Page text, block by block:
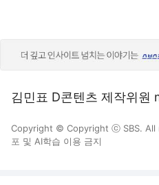
김민표 D콘텐츠 제작위
Copyright © Copyright ⓒ SBS. All
포 및 AI학습 이용 금지